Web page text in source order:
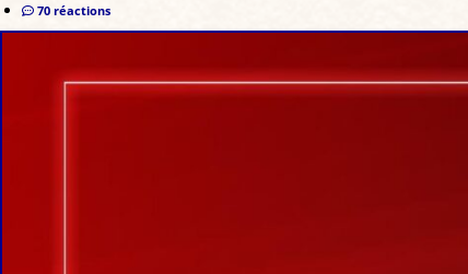
70 réactions